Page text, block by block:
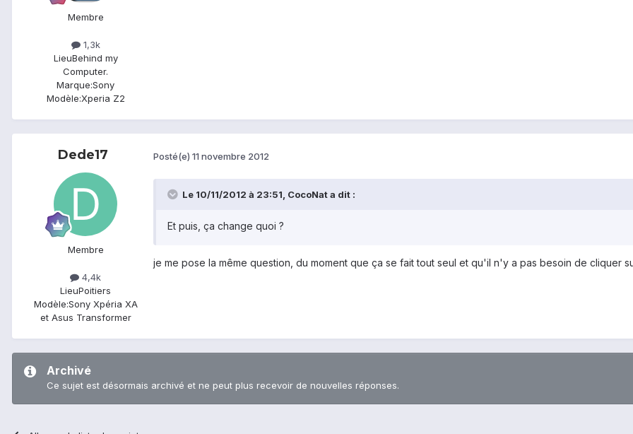
Membre
1,3k
LieuBehind my
Computer.
Marque:Sony
Modèle:Xperia Z2
Dede17
Membre
4,4k
LieuPoitiers
Modèle:Sony Xpéria XA
et Asus Transformer
Posté(e) 11 novembre 2012
Le 10/11/2012 à 23:51, CocoNat a dit :
Et puis, ça change quoi ?
je me pose la même question, du moment que ça se fait tout seul et qu'il n'y a pas besoin de cliquer
Archivé
Ce sujet est désormais archivé et ne peut plus recevoir de nouvelles réponses.